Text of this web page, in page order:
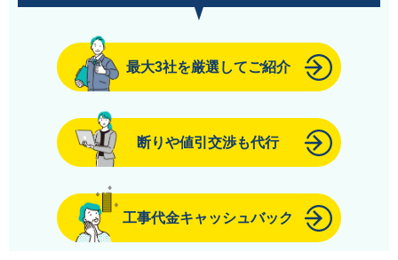
最大3社を厳選してご紹介
断りや値引交渉も代行
工事代金キャッシュバック